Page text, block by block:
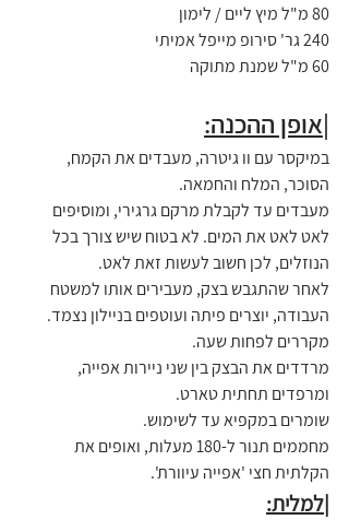
80 מ"ל מיץ ליים / לימון
240 גר' סירופ מייפל אמיתי
60 מ"ל שמנת מתוקה
|אופן ההכנה:
במיקסר עם וו גיטרה, מעבדים את הקמח,
הסוכר, המלח והחמאה.
מעבדים עד לקבלת מרקם גרגירי, ומוסיפים
לאט לאט את המים. לא בטוח שיש צורך בכל
הנוזלים, לכן חשוב לעשות זאת לאט.
לאחר שהתגבש בצק, מעבירים אותו למשטח
העבודה, יוצרים פיתה ועוטפים בניילון נצמד.
מקררים לפחות שעה.
מרדדים את הבצק בין שני ניירות אפייה,
ומרפדים תחתית טארט.
שומרים במקפיא עד לשימוש.
מחממים תנור ל-180 מעלות, ואופים את
הקלתית חצי 'אפייה עיוורת'.
|למלית: